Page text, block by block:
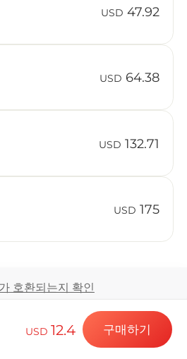
및 데
요금
USD 47.92
USD 64.38
USD 132.71
USD 175
호환되는지 확인
USD 12.4 구매하기